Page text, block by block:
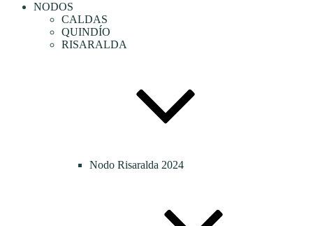
NODOS
CALDAS
QUINDÍO
RISARALDA
Nodo Risaralda 2024